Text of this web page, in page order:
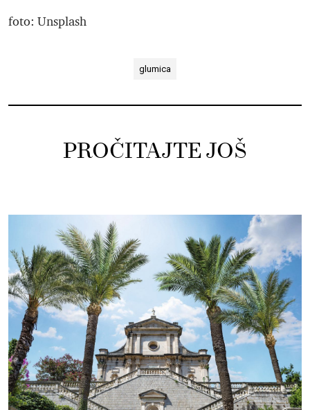
foto: Unsplash
glumica
PROČITAJTE JOŠ